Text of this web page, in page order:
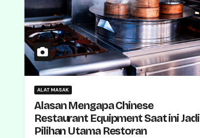
ALAT MASAK
Alasan Mengapa Chinese
Restaurant Equipment Saat ini Jadi
Pilihan Utama Restoran